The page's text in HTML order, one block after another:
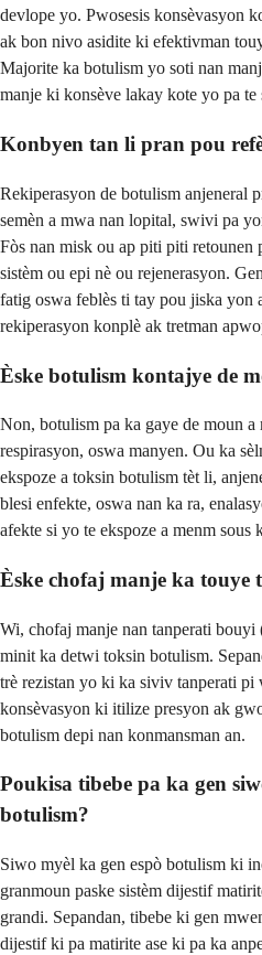
devlope yo. Pwosesis konsèvasyon
ak bon nivo asidite ki efektivman
Majorite ka botulism yo soti nan
manje ki konsève lakay kote yo pa
Konbyen tan li pran pou
Rekiperasyon de botulism anjeneral
semèn a mwa nan lopital, swivi pa
Fòs nan misk ou ap piti piti retounen
sistèm ou epi nè ou rejenerasyon.
fatig oswa feblès ti tay pou jiska yon
rekiperasyon konplè ak tretman
Èske botulism kontajye de
Non, botulism pa ka gaye de moun a
respirasyon, oswa manyen. Ou ka
ekspoze a toksin botulism tèt li,
blesi enfekte, oswa nan ka ra,
afekte si yo te ekspoze a menm sous
Èske chofaj manje ka touye
Wi, chofaj manje nan tanperati bouyi
minit ka detwi toksin botulism.
trè rezistan yo ki ka siviv tanperati
konsèvasyon ki itilize presyon ak
botulism depi nan konmansman an.
Poukisa tibebe pa ka gen
botulism?
Siwo myèl ka gen espò botulism ki
granmoun paske sistèm dijestif
grandi. Sepandan, tibebe ki gen
dijestif ki pa matirite ase ki pa ka